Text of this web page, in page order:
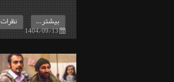
1404/09/13
بیشتر... نظرات